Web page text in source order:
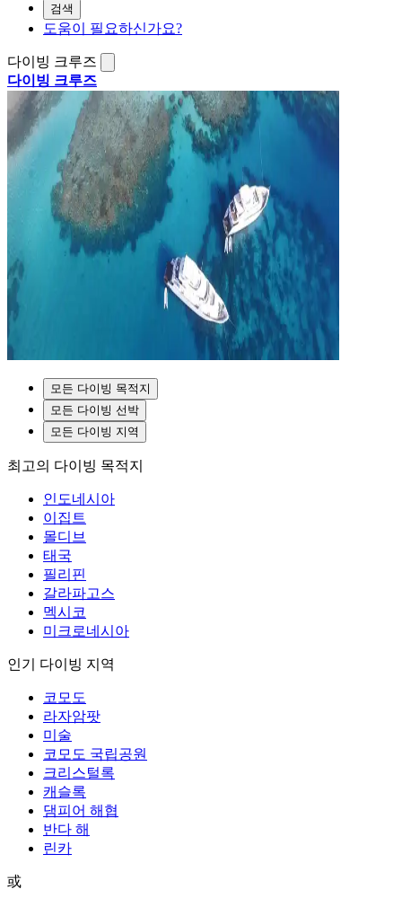
검색
도움이 필요하신가요?
다이빙 크루즈
다이빙 크루즈
모든 다이빙 목적지
모든 다이빙 선박
모든 다이빙 지역
최고의 다이빙 목적지
인도네시아
이집트
몰디브
태국
필리핀
갈라파고스
멕시코
미크로네시아
인기 다이빙 지역
코모도
라자암팟
미술
코모도 국립공원
크리스털록
캐슬록
댐피어 해협
반다 해
린카
或